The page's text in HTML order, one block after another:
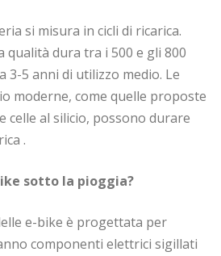
si misura in cicli di ricarica.
qualità dura tra i 500 e gli 800
3-5 anni di utilizzo medio. Le
moderne, come quelle proposte
celle al silicio, possono durare
.
sotto la pioggia?
e-bike è progettata per
componenti elettrici sigillati